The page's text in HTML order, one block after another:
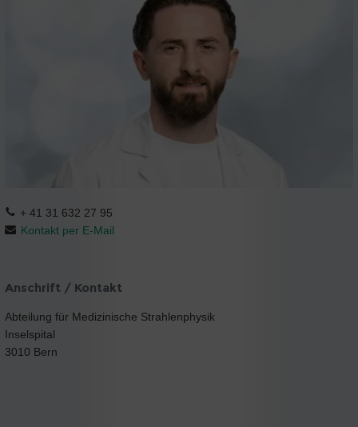
+ 41 31 632 27 95
Kontakt per E-Mail
Anschrift / Kontakt
Abteilung für Medizinische Strahlenphysik
Inselspital
3010 Bern